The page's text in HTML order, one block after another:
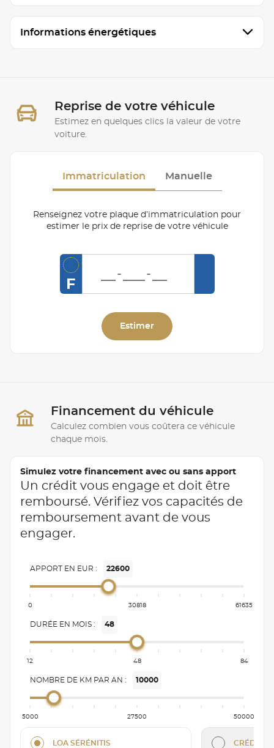
Informations énergétiques
Reprise de votre véhicule
Estimez en quelques clics la valeur de votre
voiture.
Immatriculation Manuelle
Renseignez votre plaque d’immatriculation pour
estimer le prix de reprise de votre véhicule
F
Estimer
Financement du véhicule
Calculez combien vous coûtera ce véhicule
chaque mois.
Simulez votre financement avec ou sans apport
Un crédit vous engage et doit être
remboursé. Vérifiez vos capacités de
remboursement avant de vous
engager.
APPORT EN EUR : 22600
0 30818 61635
DURÉE EN MOIS : 48
12 48 84
NOMBRE DE KM PAR AN : 10000
5000 27500 50000
LOA SÉRÉNITIS CRÉDIT